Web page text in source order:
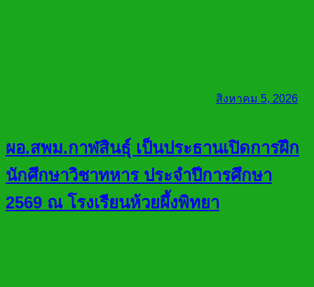
สิงหาคม 5, 2026
ผอ.สพม.กาฬสินธุ์ เป็นประธานเปิดการฝึก
นักศึกษาวิชาทหาร ประจำปีการศึกษา
2569 ณ โรงเรียนห้วยผึ้งพิทยา